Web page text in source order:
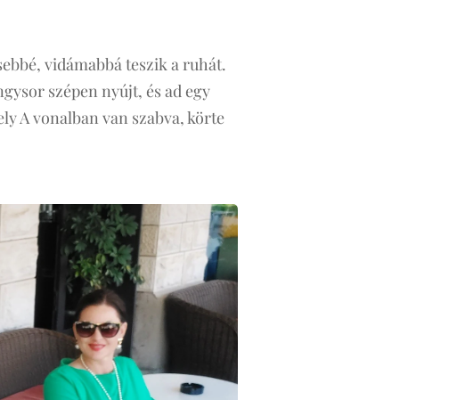
vidámabbá teszik a ruhát.
szépen nyújt, és ad egy
A vonalban van szabva, körte